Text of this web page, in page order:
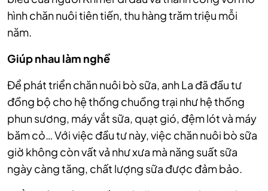
hình chăn nuôi tiên tiến, thu hàng trăm triệu mỗi
năm.
Giúp nhau làm nghề
Để phát triển chăn nuôi bò sữa, anh La đã đầu tư
đồng bộ cho hệ thống chuồng trại như hệ thống
phun sương, máy vắt sữa, quạt gió, đệm lót và máy
băm cỏ… Với việc đầu tư này, việc chăn nuôi bò sữa
giờ không còn vất vả như xưa mà năng suất sữa
ngày càng tăng, chất lượng sữa được đảm bảo.